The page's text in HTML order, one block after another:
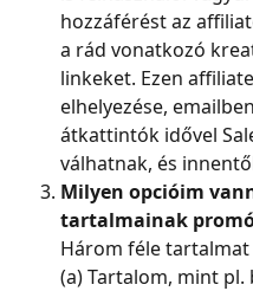
hozzáférést az
a rád vonatkozó
linkeket. Ezen
elhelyezése,
átkattintók idővel
válhatnak, és
Milyen opcióim
tartalmainak
Három féle
(a) Tartalom, mint